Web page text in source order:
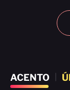
ACENTO